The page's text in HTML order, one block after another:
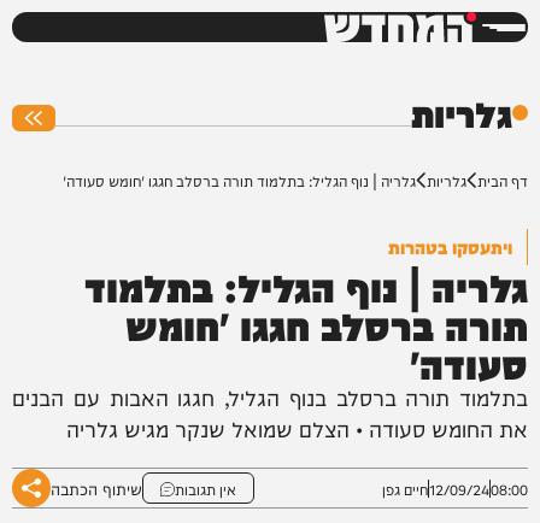
המחדש
גלריות
דף הבית גלריות גלריה | נוף הגליל: בתלמוד תורה ברסלב חגגו 'חומש סעודה'
ויתעסקו בטהרות
גלריה | נוף הגליל: בתלמוד
תורה ברסלב חגגו 'חומש
סעודה'
בתלמוד תורה ברסלב בנוף הגליל, חגגו האבות עם הבנים
את החומש סעודה • הצלם שמואל שנקר מגיש גלריה
08:00
12/09/24חיים גפן אין תגובות שיתוף הכתבה